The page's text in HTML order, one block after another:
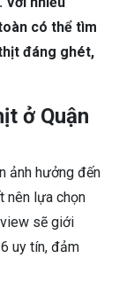
có thể tìm
đáng ghét,
ở Quận
ảnh hưởng đến
nên lựa chọn
sẽ giới
uy tín, đảm